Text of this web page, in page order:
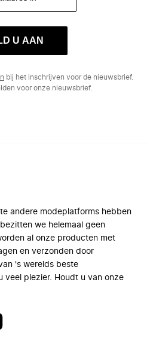
U AAN
bij het inschrijven voor de nieuwsbrief.
voor onze nieuwsbrief.
andere modeplatforms hebben
we helemaal geen
al onze producten met
en verzonden door
's werelds beste
veel plezier. Houdt u van onze